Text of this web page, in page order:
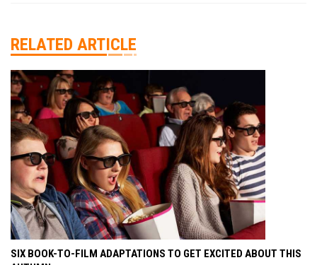
RELATED ARTICLE
SIX BOOK-TO-FILM ADAPTATIONS TO GET EXCITED ABOUT THIS